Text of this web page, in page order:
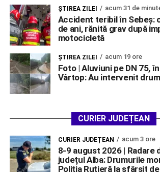
ŞTIREA ZILEI acum 31 de
Accident teribil în Sebeș:
de ani, rănită grav după
motocicletă
ŞTIREA ZILEI acum 19 ore
Foto | Aluviuni pe DN 75,
Vârtop: Au intervenit
CURIER JUDEȚEAN
CURIER JUDEȚEAN acum 3 ore
8-9 august 2026 | Radare
județul Alba: Drumurile
Poliția Rutieră la sfârșit